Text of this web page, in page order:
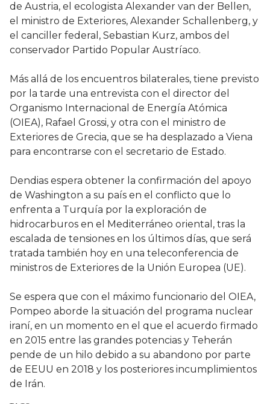
de Austria, el ecologista Alexander van der Bellen,
el ministro de Exteriores, Alexander Schallenberg, y
el canciller federal, Sebastian Kurz, ambos del
conservador Partido Popular Austríaco.
Más allá de los encuentros bilaterales, tiene previsto
por la tarde una entrevista con el director del
Organismo Internacional de Energía Atómica
(OIEA), Rafael Grossi, y otra con el ministro de
Exteriores de Grecia, que se ha desplazado a Viena
para encontrarse con el secretario de Estado.
Dendias espera obtener la confirmación del apoyo
de Washington a su país en el conflicto que lo
enfrenta a Turquía por la exploración de
hidrocarburos en el Mediterráneo oriental, tras la
escalada de tensiones en los últimos días, que será
tratada también hoy en una teleconferencia de
ministros de Exteriores de la Unión Europea (UE).
Se espera que con el máximo funcionario del OIEA,
Pompeo aborde la situación del programa nuclear
iraní, en un momento en el que el acuerdo firmado
en 2015 entre las grandes potencias y Teherán
pende de un hilo debido a su abandono por parte
de EEUU en 2018 y los posteriores incumplimientos
de Irán.